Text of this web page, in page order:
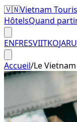
🇻🇳Vietnam
HôtelsQuand
ENFRESVIITKOJARU
Accueil/Le